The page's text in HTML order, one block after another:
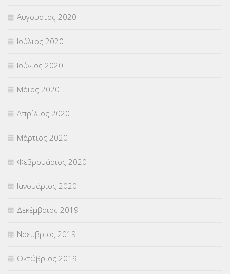
Αύγουστος 2020
Ιούλιος 2020
Ιούνιος 2020
Μάιος 2020
Απρίλιος 2020
Μάρτιος 2020
Φεβρουάριος 2020
Ιανουάριος 2020
Δεκέμβριος 2019
Νοέμβριος 2019
Οκτώβριος 2019